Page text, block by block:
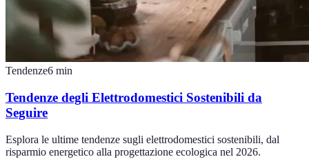
Tendenze6 min
Tendenze degli Elettrodomestici Sostenibili da
Seguire
Esplora le ultime tendenze sugli elettrodomestici sostenibili, dal
risparmio energetico alla progettazione ecologica nel 2026.